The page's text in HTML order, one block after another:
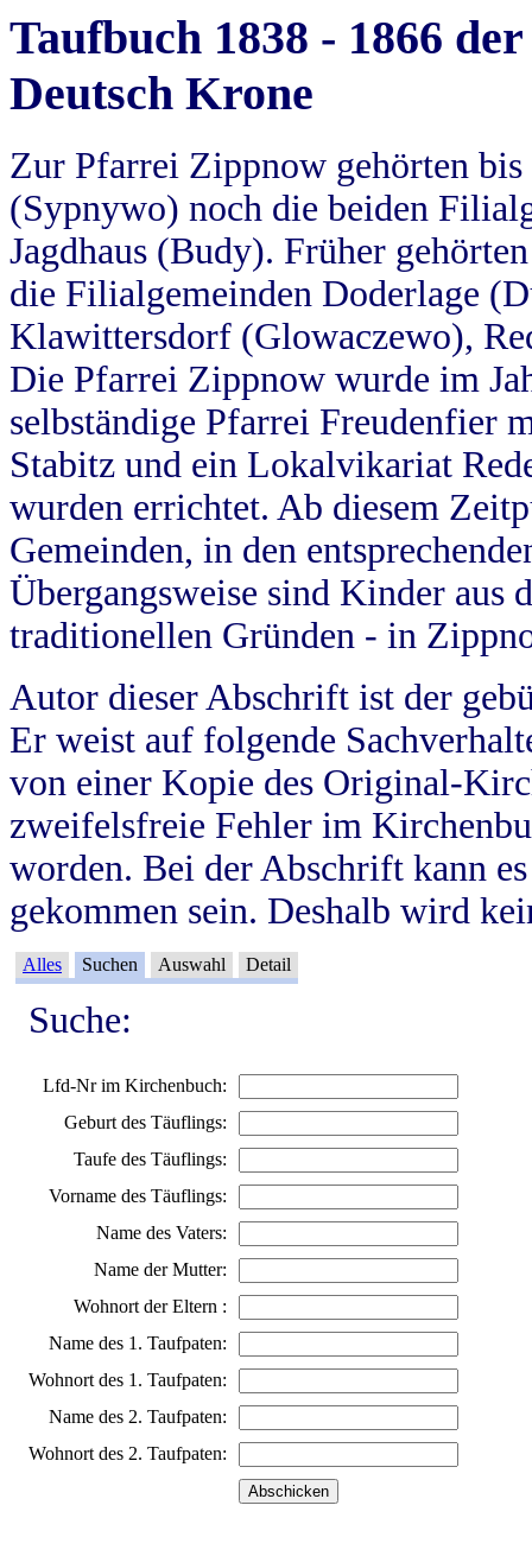
Taufbuch 1838 - 1866
Deutsch Krone
Zur Pfarrei Zippnow gehörten
(Sypnywo) noch die beiden
Jagdhaus (Budy). Früher
die Filialgemeinden Doderlage
Klawittersdorf (Glowaczewo),
Die Pfarrei Zippnow wurde im
selbständige Pfarrei Freudenfier
Stabitz und ein Lokalvikariat
wurden errichtet. Ab diesem
Gemeinden, in den
Übergangsweise sind Kinder aus
traditionellen Gründen - in
Autor dieser Abschrift ist der
Er weist auf folgende
von einer Kopie des Original-
zweifelsfreie Fehler im
worden. Bei der Abschrift kann
gekommen sein. Deshalb wird
Alles Suchen Auswahl Detail
Suche:
Lfd-Nr im Kirchenbuch:
Geburt des Täuflings:
Taufe des Täuflings:
Vorname des Täuflings:
Name des Vaters:
Name der Mutter:
Wohnort der Eltern :
Name des 1. Taufpaten:
Wohnort des 1. Taufpaten:
Name des 2. Taufpaten:
Wohnort des 2. Taufpaten: